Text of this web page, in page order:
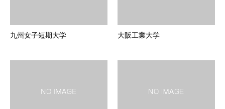
九州女子短期大学 大阪工業大学